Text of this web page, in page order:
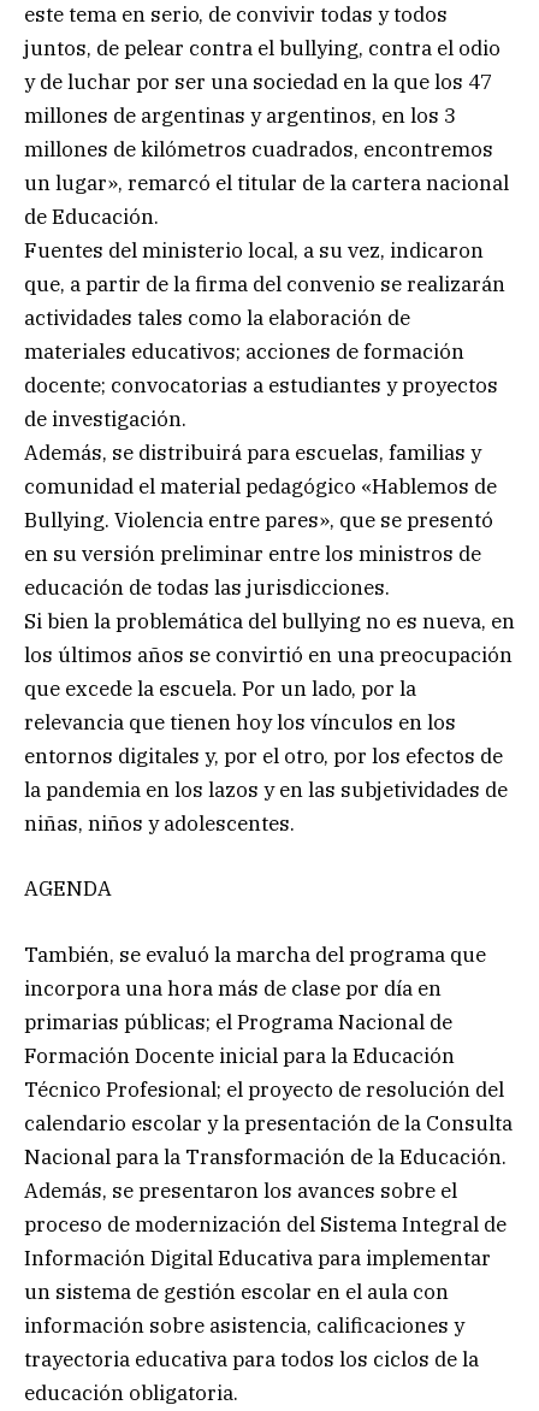
este tema en serio, de convivir todas y todos
juntos, de pelear contra el bullying, contra el odio
y de luchar por ser una sociedad en la que los 47
millones de argentinas y argentinos, en los 3
millones de kilómetros cuadrados, encontremos
un lugar», remarcó el titular de la cartera nacional
de Educación.
Fuentes del ministerio local, a su vez, indicaron
que, a partir de la firma del convenio se realizarán
actividades tales como la elaboración de
materiales educativos; acciones de formación
docente; convocatorias a estudiantes y proyectos
de investigación.
Además, se distribuirá para escuelas, familias y
comunidad el material pedagógico «Hablemos de
Bullying. Violencia entre pares», que se presentó
en su versión preliminar entre los ministros de
educación de todas las jurisdicciones.
Si bien la problemática del bullying no es nueva, en
los últimos años se convirtió en una preocupación
que excede la escuela. Por un lado, por la
relevancia que tienen hoy los vínculos en los
entornos digitales y, por el otro, por los efectos de
la pandemia en los lazos y en las subjetividades de
niñas, niños y adolescentes.
AGENDA
También, se evaluó la marcha del programa que
incorpora una hora más de clase por día en
primarias públicas; el Programa Nacional de
Formación Docente inicial para la Educación
Técnico Profesional; el proyecto de resolución del
calendario escolar y la presentación de la Consulta
Nacional para la Transformación de la Educación.
Además, se presentaron los avances sobre el
proceso de modernización del Sistema Integral de
Información Digital Educativa para implementar
un sistema de gestión escolar en el aula con
información sobre asistencia, calificaciones y
trayectoria educativa para todos los ciclos de la
educación obligatoria.